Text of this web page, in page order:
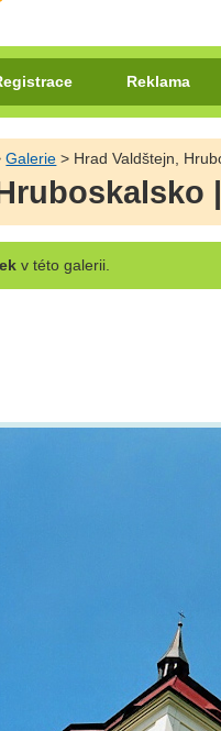
Reklama
Galerie > Hrad Valdštejn,
v této galerii.